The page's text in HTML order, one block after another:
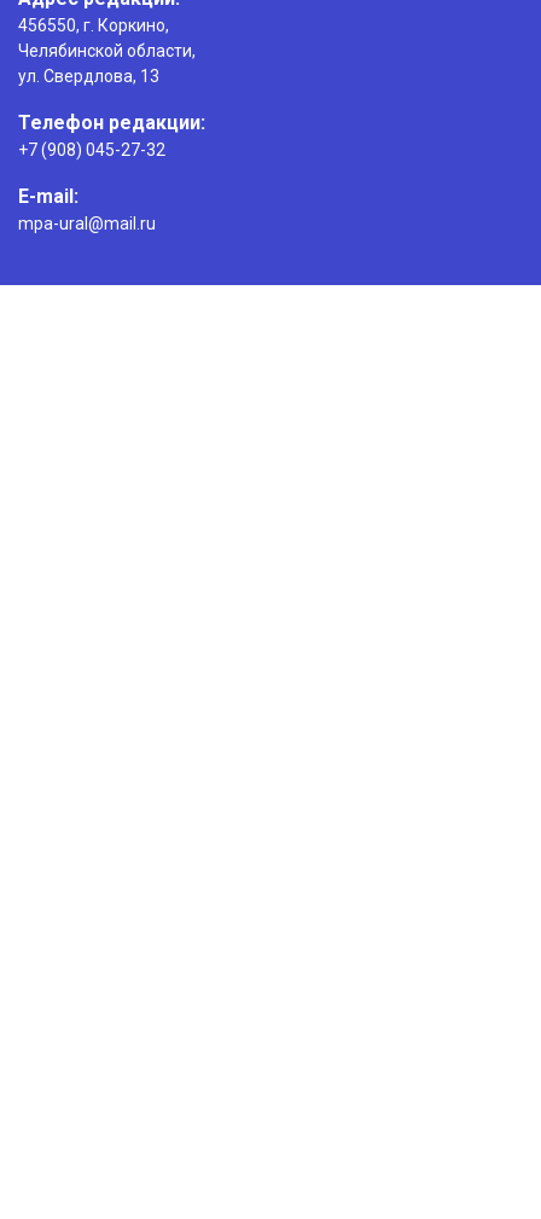
456550, г. Коркино,
Челябинской области,
ул. Свердлова, 13
Телефон редакции:
+7 (908) 045-27-32
E-mail:
mpa-ural@mail.ru